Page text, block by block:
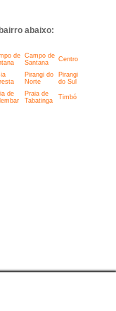
abaixo:
de
Campo de
Santana
Centro
Pirangi do
Norte
Pirangi
do Sul
de
Praia de
Tabatinga
Timbó